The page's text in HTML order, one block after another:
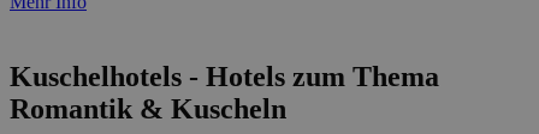
Kuschelhotels - Hotels zum Thema
Romantik & Kuscheln